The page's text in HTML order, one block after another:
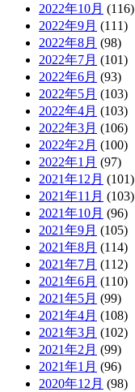
2022年10月 (116)
2022年9月 (111)
2022年8月 (98)
2022年7月 (101)
2022年6月 (93)
2022年5月 (103)
2022年4月 (103)
2022年3月 (106)
2022年2月 (100)
2022年1月 (97)
2021年12月 (101)
2021年11月 (103)
2021年10月 (96)
2021年9月 (105)
2021年8月 (114)
2021年7月 (112)
2021年6月 (110)
2021年5月 (99)
2021年4月 (108)
2021年3月 (102)
2021年2月 (99)
2021年1月 (96)
2020年12月 (98)